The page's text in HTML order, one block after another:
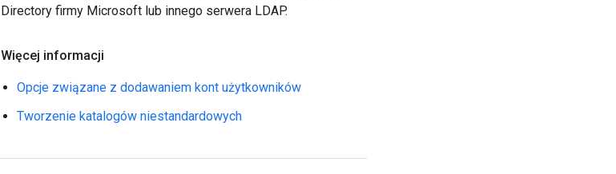
Directory firmy Microsoft lub innego serwera LDAP.
Więcej informacji
Opcje związane z dodawaniem kont użytkowników
Tworzenie katalogów niestandardowych